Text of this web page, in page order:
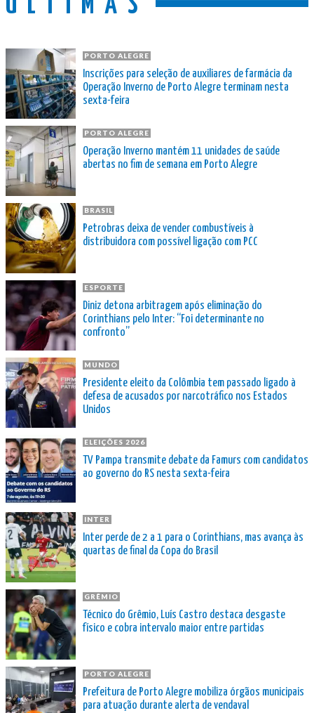
ÚLTIMAS
PORTO ALEGRE
Inscrições para seleção de auxiliares de farmácia da
Operação Inverno de Porto Alegre terminam nesta
sexta-feira
PORTO ALEGRE
Operação Inverno mantém 11 unidades de saúde
abertas no fim de semana em Porto Alegre
BRASIL
Petrobras deixa de vender combustíveis à
distribuidora com possível ligação com PCC
ESPORTE
Diniz detona arbitragem após eliminação do
Corinthians pelo Inter: “Foi determinante no
confronto”
MUNDO
Presidente eleito da Colômbia tem passado ligado à
defesa de acusados por narcotráfico nos Estados
Unidos
ELEIÇÕES 2026
TV Pampa transmite debate da Famurs com candidatos
ao governo do RS nesta sexta-feira
INTER
Inter perde de 2 a 1 para o Corinthians, mas avança às
quartas de final da Copa do Brasil
GRÊMIO
Técnico do Grêmio, Luís Castro destaca desgaste
físico e cobra intervalo maior entre partidas
PORTO ALEGRE
Prefeitura de Porto Alegre mobiliza órgãos municipais
para atuação durante alerta de vendaval